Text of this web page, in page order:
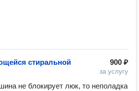
900 ₽
за услугу
стиральной
не блокирует люк, то неполадка